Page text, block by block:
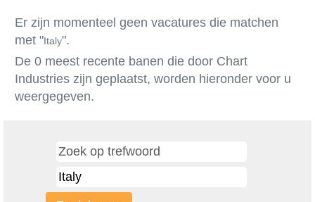
Er zijn momenteel geen vacatures die matchen
met "Italy".
De 0 meest recente banen die door Chart
Industries zijn geplaatst, worden hieronder voor u
weergegeven.